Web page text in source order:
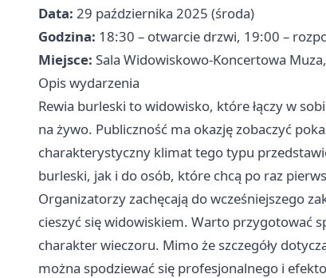
Data: 29 października 2025 (środa)
Godzina: 18:30 – otwarcie drzwi, 19:00 –
Miejsce: Sala Widowiskowo-Koncertowa
Opis wydarzenia
Rewia burleski to widowisko, które łączy w
na żywo. Publiczność ma okazję zobaczyć
charakterystyczny klimat tego typu
burleski, jak i do osób, które chcą po raz
Organizatorzy zachęcają do wcześniejszego
cieszyć się widowiskiem. Warto przygotować
charakter wieczoru. Mimo że szczegóły
można spodziewać się profesjonalnego i